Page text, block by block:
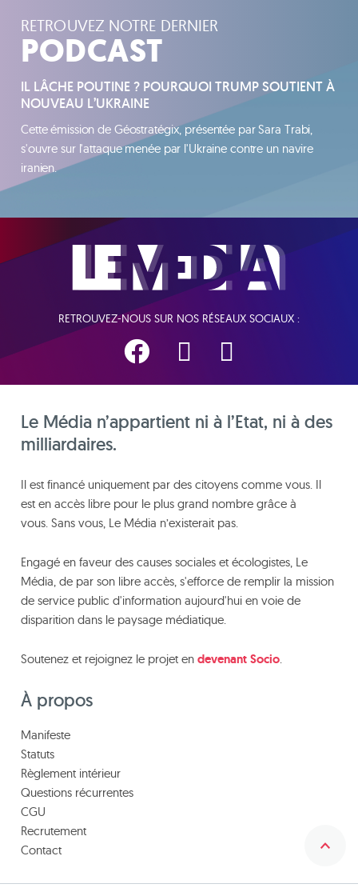
RETROUVEZ NOTRE DERNIER
PODCAST
IL LÂCHE POUTINE ? POURQUOI TRUMP SOUTIENT À
NOUVEAU L’UKRAINE
Cette émission de Géostratégix, présentée par Sara Trabi,
s'ouvre sur l'attaque menée par l'Ukraine contre un navire
iranien.
RETROUVEZ-NOUS SUR NOS RÉSEAUX SOCIAUX :
Le Média n’appartient ni à l’Etat, ni à des
milliardaires.
Il est financé uniquement par des citoyens comme vous. Il
est en accès libre pour le plus grand nombre grâce à
vous. Sans vous, Le Média n’existerait pas.
Engagé en faveur des causes sociales et écologistes, Le
Média, de par son libre accès, s'efforce de remplir la mission
de service public d'information aujourd'hui en voie de
disparition dans le paysage médiatique.
Soutenez et rejoignez le projet en devenant Socio.
À propos
Manifeste
Statuts
Règlement intérieur
Questions récurrentes
CGU
Recrutement
Contact